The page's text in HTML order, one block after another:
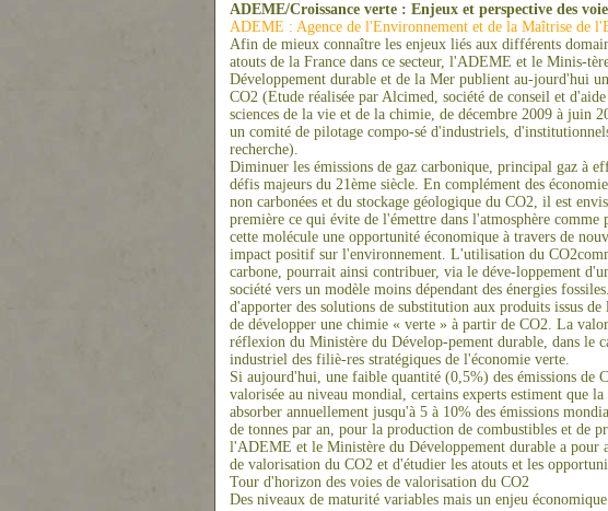
ADEME/Croissance verte : Enjeux et perspective des
ADEME : Agence de l'Environnement et de la Maîtrise de
Afin de mieux connaître les enjeux liés aux différents
atouts de la France dans ce secteur, l'ADEME et le Minis-
Développement durable et de la Mer publient au-jourd'hui
CO2 (Etude réalisée par Alcimed, société de conseil et
sciences de la vie et de la chimie, de décembre 2009 à juin
un comité de pilotage compo-sé d'industriels,
recherche).
Diminuer les émissions de gaz carbonique, principal gaz à
défis majeurs du 21ème siècle. En complément des
non carbonées et du stockage géologique du CO2, il est
première ce qui évite de l'émettre dans l'atmosphère
cette molécule une opportunité économique à travers de
impact positif sur l'environnement. L'utilisation du
carbone, pourrait ainsi contribuer, via le déve-loppement
société vers un modèle moins dépendant des énergies
d'apporter des solutions de substitution aux produits issus
de développer une chimie « verte » à partir de CO2. La
réflexion du Ministère du Dévelop-pement durable, dans le
industriel des filiè-res stratégiques de l'économie verte.
Si aujourd'hui, une faible quantité (0,5%) des émissions de
valorisée au niveau mondial, certains experts estiment que
absorber annuellement jusqu'à 5 à 10% des émissions
de tonnes par an, pour la production de combustibles et de
l'ADEME et le Ministère du Développement durable a pour
de valorisation du CO2 et d'étudier les atouts et les
Tour d'horizon des voies de valorisation du CO2
Des niveaux de maturité variables mais un enjeu